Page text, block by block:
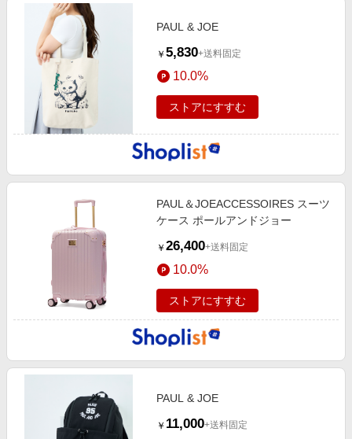
PAUL & JOE
￥ 5,830+送料固定
10.0%
ストアにすすむ
PAUL＆JOEACCESSOIRES スーツ
ケース ポールアンドジョー
￥ 26,400+送料固定
10.0%
ストアにすすむ
PAUL & JOE
￥ 11,000+送料固定